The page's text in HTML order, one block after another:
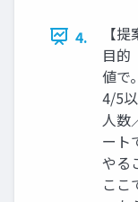
4.
【
目的
値で
4/5
人数
ート
やる
ここ